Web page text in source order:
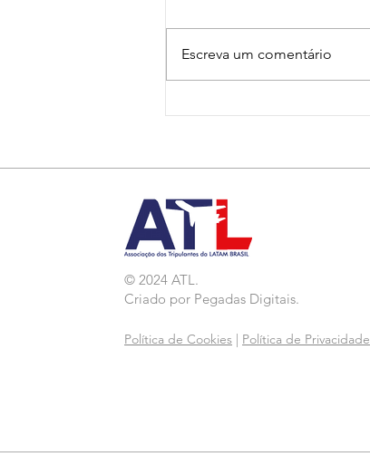
Escreva um comentário
© 2024 ATL.
Criado por Pegadas Digitais.
Política de Cookies Política de Privacidade